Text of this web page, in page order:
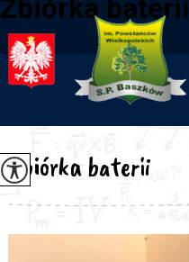
Zbiórka baterii
Zbiórka baterii